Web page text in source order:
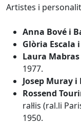
Artistes i
Anna Bové i
Glòria Escala
Laura
1977.
Josep Muray i
Rossend
ral·lis (ral.li
1950.